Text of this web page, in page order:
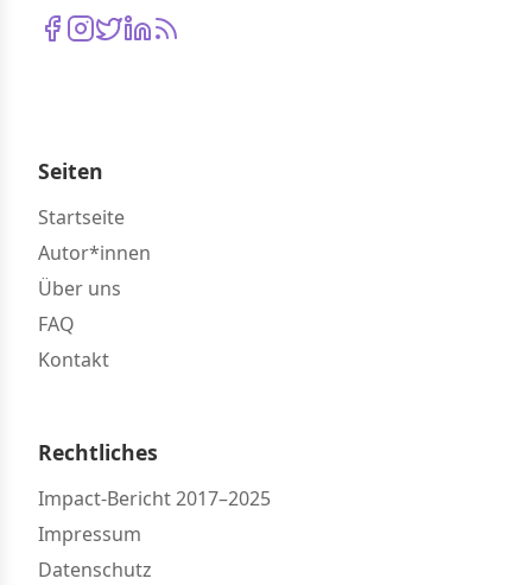
Seiten
Startseite
Autor*innen
Über uns
FAQ
Kontakt
Rechtliches
Impact-Bericht 2017–2025
Impressum
Datenschutz